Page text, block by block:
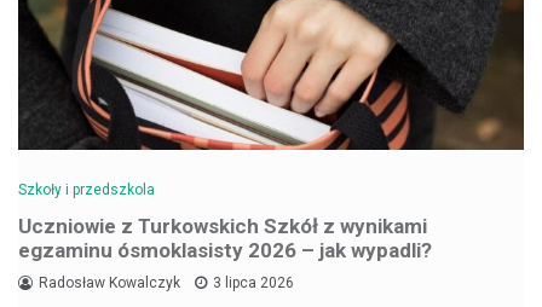
Szkoły i przedszkola
Uczniowie z Turkowskich Szkół z wynikami
egzaminu ósmoklasisty 2026 – jak wypadli?
Radosław Kowalczyk 3 lipca 2026